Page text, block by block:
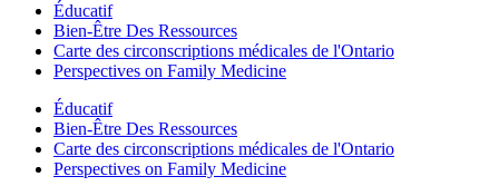
Éducatif
Bien-Être Des Ressources
Carte des circonscriptions médicales de l'Ontario
Perspectives on Family Medicine
Éducatif
Bien-Être Des Ressources
Carte des circonscriptions médicales de l'Ontario
Perspectives on Family Medicine